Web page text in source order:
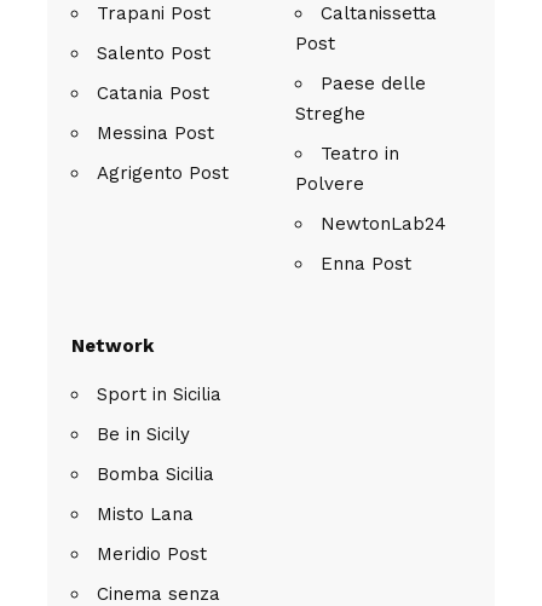
Trapani Post
Salento Post
Catania Post
Messina Post
Agrigento Post
Caltanissetta
Post
Paese delle
Streghe
Teatro in
Polvere
NewtonLab24
Enna Post
Network
Sport in Sicilia
Be in Sicily
Bomba Sicilia
Misto Lana
Meridio Post
Cinema senza